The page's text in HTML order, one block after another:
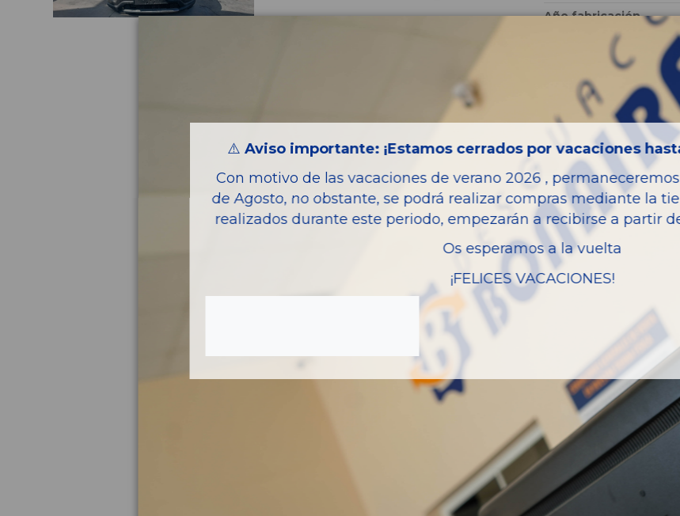
Año fabricación
Código motor
Bastidor
Color
Combustible
Versión
Potencia
Ref.Marca
Ref.Equivalencia
Modelo
Piezas almacenadas del
⚠️ Aviso importante: ¡Estamos cerrados por vacaciones
Con motivo de las vacaciones de verano 2026 ,
de Agosto, no obstante, se podrá realizar compras mediante la
realizados durante este periodo, empezarán a recibirse a partir
Os esperamos a la vuelta
¡FELICES VACACIONES!